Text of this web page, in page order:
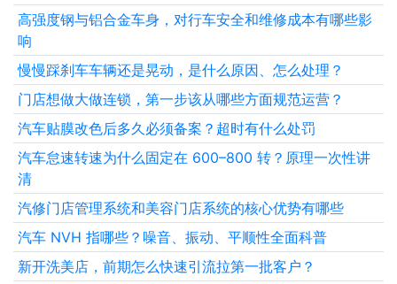
高强度钢与铝合金车身，对行车安全和维修成本有哪些影
响
慢慢踩刹车车辆还是晃动，是什么原因、怎么处理？
门店想做大做连锁，第一步该从哪些方面规范运营？
汽车贴膜改色后多久必须备案？超时有什么处罚
汽车怠速转速为什么固定在 600–800 转？原理一次性讲
清
汽修门店管理系统和美容门店系统的核心优势有哪些
汽车 NVH 指哪些？噪音、振动、平顺性全面科普
新开洗美店，前期怎么快速引流拉第一批客户？